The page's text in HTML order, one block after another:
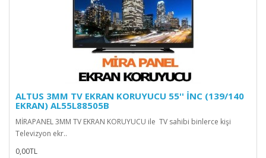
ALTUS 3MM TV EKRAN KORUYUCU 55'' İNC (139/140
EKRAN) AL55L88505B
MİRAPANEL 3MM TV EKRAN KORUYUCU ile TV sahibi binlerce kişi
Televizyon ekr..
0,00TL